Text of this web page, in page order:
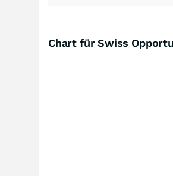
Chart für Swiss